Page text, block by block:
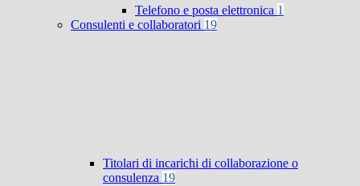
Telefono e posta elettronica 1
Consulenti e collaboratori 19
Titolari di incarichi di collaborazione o
consulenza 19